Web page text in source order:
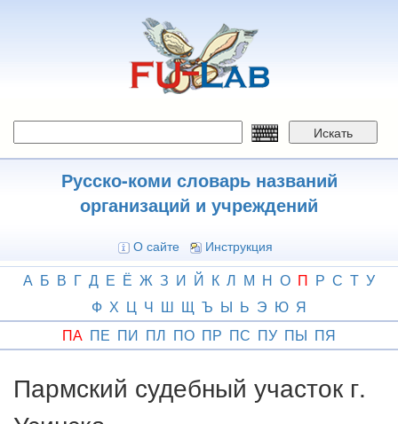
Искать
Русско-коми словарь названий
организаций и учреждений
О сайте Инструкция
А Б В Г Д Е Ё Ж З И Й К Л М Н О П Р С Т У
Ф Х Ц Ч Ш Щ Ъ Ы Ь Э Ю Я
ПА ПЕ ПИ ПЛ ПО ПР ПС ПУ ПЫ ПЯ
Пармский судебный участок г.